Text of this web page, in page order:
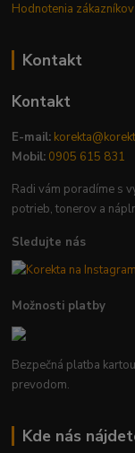
Hodnotenia zákazníkov
Kontakt
Kontakt
E-mail:
Mobil: 0905 615 831
Radi vám poradíme s
potrieb, tonerov a
Sledujte nás
Možnosti platby
Bezpečná platba
prevodom.
Kde nás